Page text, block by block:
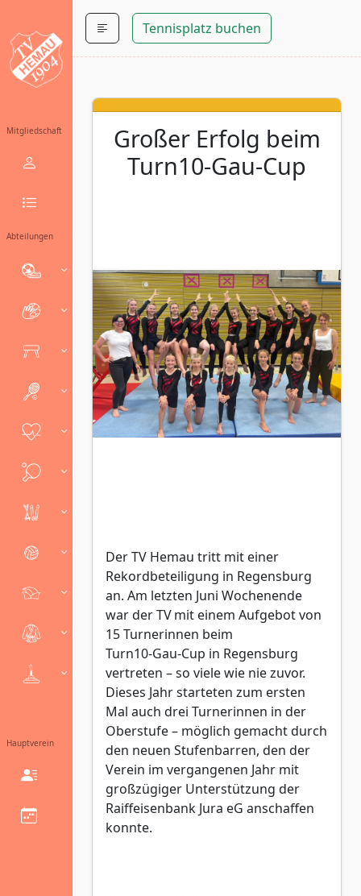
Mitgliedschaft
Abteilungen
Hauptverein
Tennisplatz buchen
Großer Erfolg beim
Turn10‑Gau‑Cup
Der TV Hemau tritt mit einer
Rekordbeteiligung in Regensburg
an. Am letzten Juni Wochenende
war der TV mit einem Aufgebot von
15 Turnerinnen beim
Turn10‑Gau‑Cup in Regensburg
vertreten – so viele wie nie zuvor.
Dieses Jahr starteten zum ersten
Mal auch drei Turnerinnen in der
Oberstufe – möglich gemacht durch
den neuen Stufenbarren, den der
Verein im vergangenen Jahr mit
großzügiger Unterstützung der
Raiffeisenbank Jura eG anschaffen
konnte.